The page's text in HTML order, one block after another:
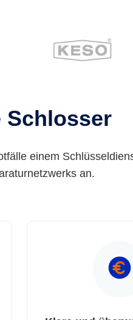
Schlosser
einem
an.